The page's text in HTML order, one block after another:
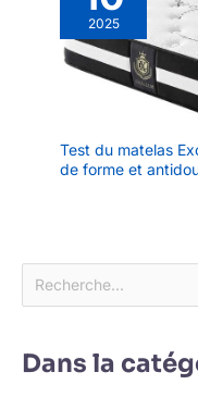
2025
Test du matelas
de forme et
Dans la